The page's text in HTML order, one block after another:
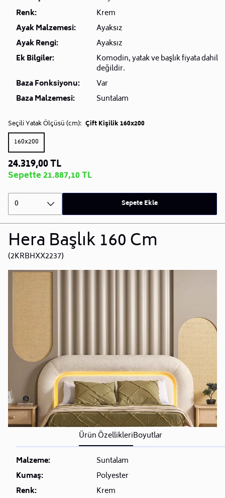
Renk:
Krem
Ayak Malzemesi:
Ayaksız
Ayak Rengi:
Ayaksız
Ek Bilgiler:
Komodin, yatak ve başlık fiyata dahil
değildir.
Baza Fonksiyonu:
Var
Baza Malzemesi:
Suntalam
Seçili Yatak Ölçüsü (cm): Çift Kişilik 160x200
160x200
24.319,00 TL
Sepette 21.887,10 TL
0 Sepete Ekle
Hera Başlık 160 Cm
(2KRBHXX2237)
Ürün ÖzellikleriBoyutlar
Malzeme:
Suntalam
Kumaş:
Polyester
Renk:
Krem